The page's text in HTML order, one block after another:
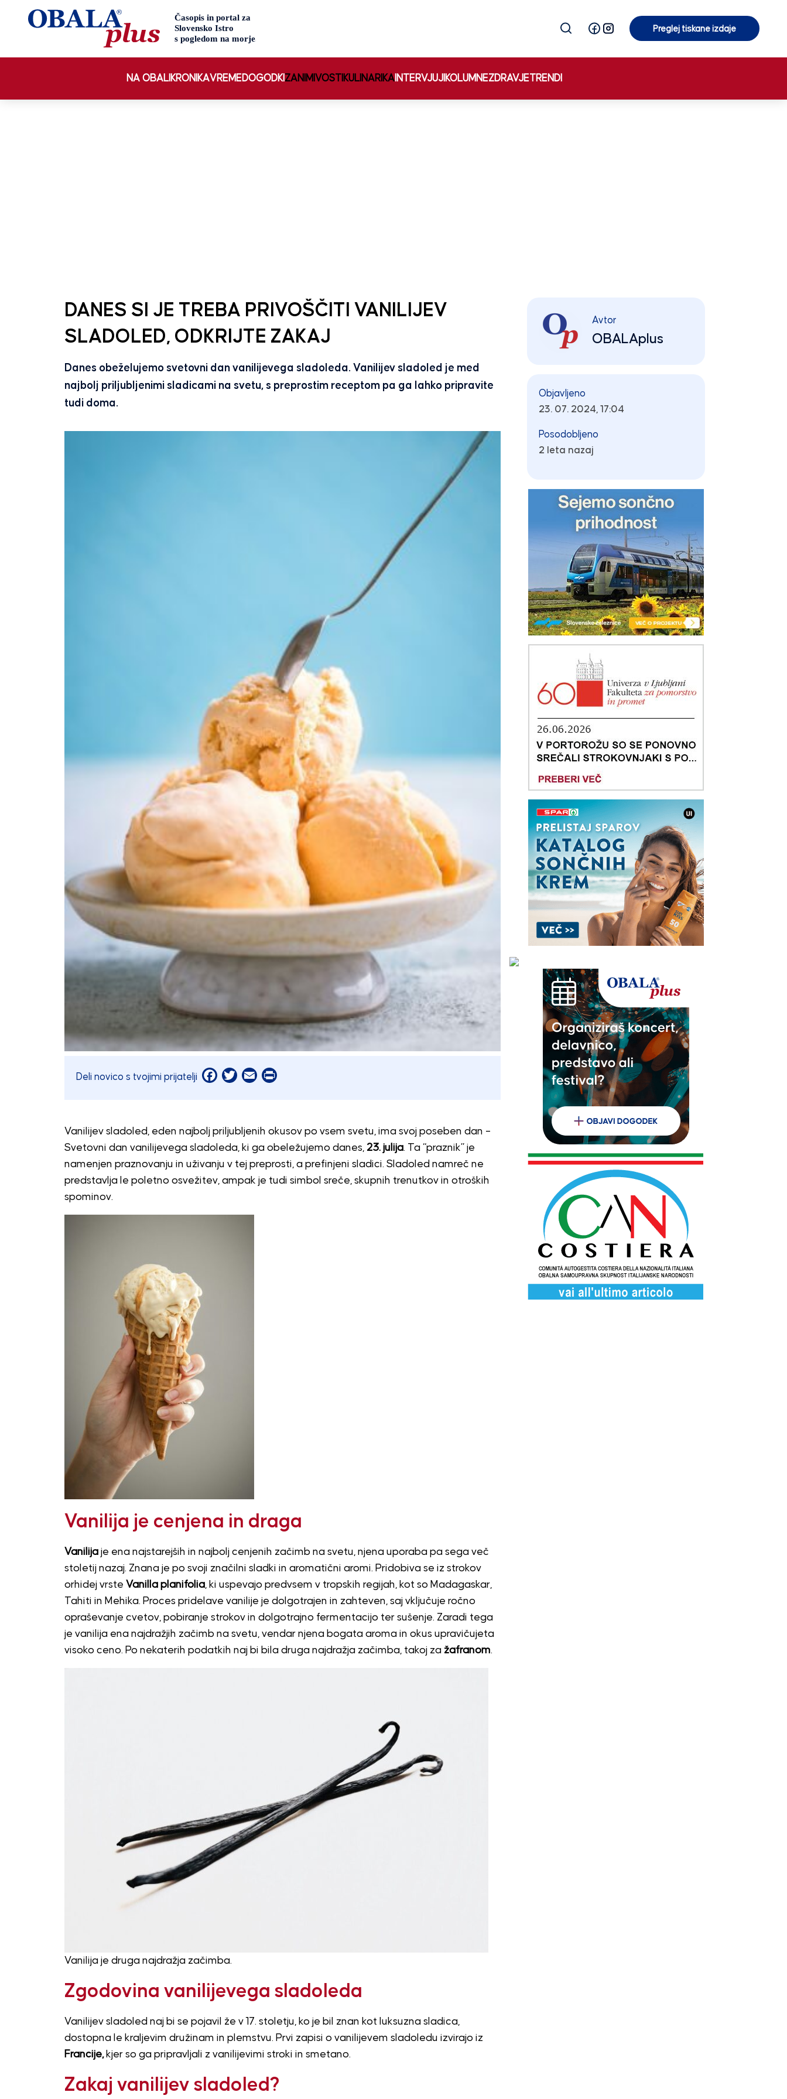
Preglej tiskane izdaje
NA OBALI KRONIKAVREMEDOGODKIZANIMIVOSTI KULINARIKA INTERVJUJI KOLUMNEZDRAVJETRENDI
DANES SI JE TREBA PRIVOŠČITI VANILIJEV
SLADOLED, ODKRIJTE ZAKAJ
Danes obeželujemo svetovni dan vanilijevega sladoleda. Vanilijev sladoled je med
najbolj priljubljenimi sladicami na svetu, s preprostim receptom pa ga lahko pripravite
tudi doma.
Deli novico s tvojimi prijatelji Facebook
Twitter
EmailPrint
Vanilijev sladoled, eden najbolj priljubljenih okusov po vsem svetu, ima svoj poseben dan –
Svetovni dan vanilijevega sladoleda, ki ga obeležujemo danes, 23. julija. Ta “praznik” je
namenjen praznovanju in uživanju v tej preprosti, a prefinjeni sladici. Sladoled namreč ne
predstavlja le poletno osvežitev, ampak je tudi simbol sreče, skupnih trenutkov in otroških
spominov.
Vanilija je cenjena in draga
Vanilijaje ena najstarejših in najbolj cenjenih začimb na svetu, njena uporaba pa sega več
stoletij nazaj. Znana je po svoji značilni sladki in aromatični aromi. Pridobiva se iz strokov
orhidej vrste Vanilla planifolia, ki uspevajo predvsem v tropskih regijah, kot so Madagaskar,
Tahiti in Mehika. Proces pridelave vanilije je dolgotrajen in zahteven, saj vključuje ročno
opraševanje cvetov, pobiranje strokov in dolgotrajno fermentacijo ter sušenje. Zaradi tega
je vanilija ena najdražjih začimb na svetu, vendar njena bogata aroma in okus upravičujeta
visoko ceno. Po nekaterih podatkih naj bi bila druga najdražja začimba, takoj za žafranom.
Vanilija je druga najdražja začimba.
Zgodovina vanilijevega sladoleda
Vanilijev sladoled naj bi se pojavil že v 17. stoletju, ko je bil znan kot luksuzna sladica,
dostopna le kraljevim družinam in plemstvu. Prvi zapisi o vanilijevem sladoledu izvirajo iz
Francije,kjer so ga pripravljali z vanilijevimi stroki in smetano.
Zakaj vanilijev sladoled?
Avtor
OBALAplus
Objavljeno
23. 07. 2024, 17:04
Posodobljeno
2 leta nazaj